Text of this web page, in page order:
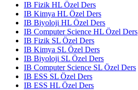
IB Fizik HL Özel Ders
IB Kimya HL Özel Ders
IB Biyoloji HL Özel Ders
IB Computer Science HL Özel Ders
IB Fizik SL Özel Ders
IB Kimya SL Özel Ders
IB Biyoloji SL Özel Ders
IB Computer Science SL Özel Ders
IB ESS SL Özel Ders
IB ESS HL Özel Ders